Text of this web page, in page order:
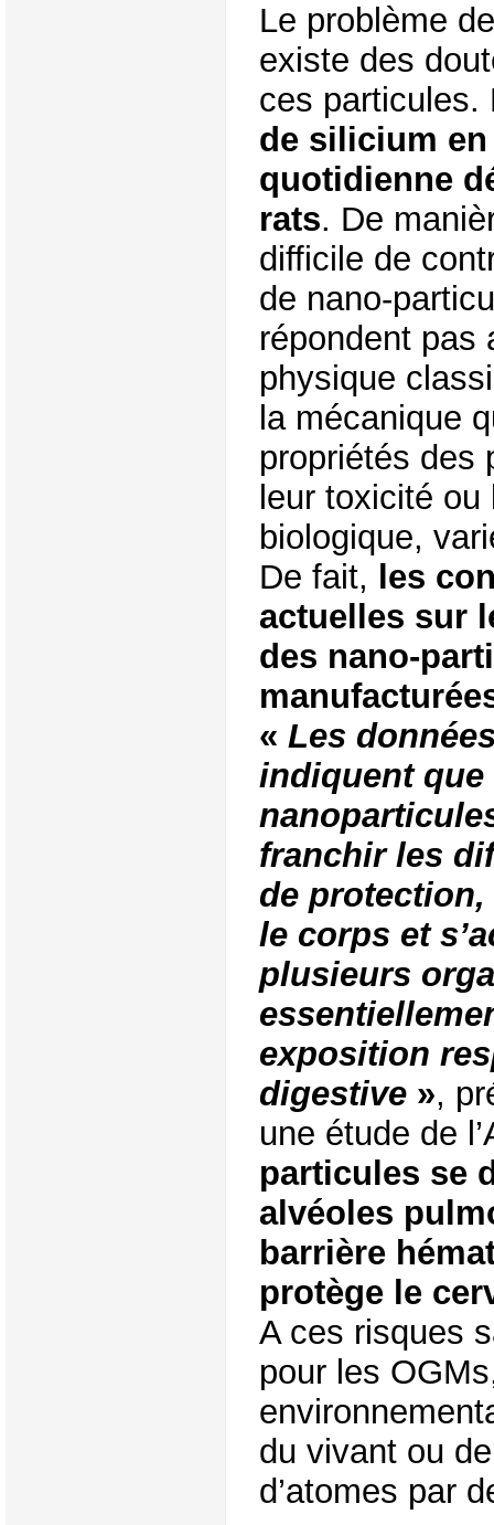
Le problème
existe des
ces particules.
de silicium
quotidienne
rats. De
difficile de
de nano-
répondent pas
physique
la mécanique
propriétés des
leur toxicité
biologique,
De fait, les
actuelles sur
des nano-
« Les
indiquent que
franchir les
de
le corps et
plusieurs
exposition
digestive»,
une étude de
particules se
alvéoles
barrière
protège le
A ces risques
pour les
du vivant ou
d’atomes par